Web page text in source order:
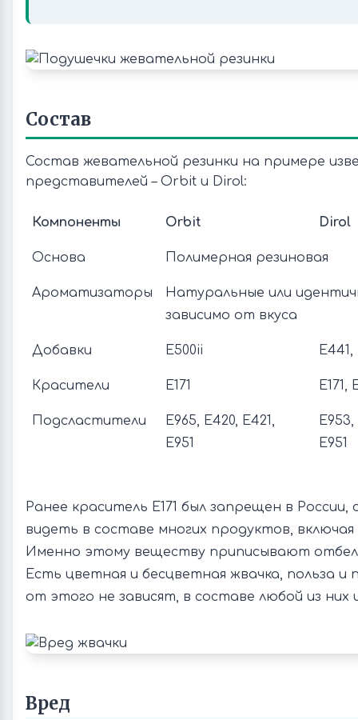
Состав
Состав жевательной резинки на примере
представителей – Orbit и Dirol:
Компоненты Orbit Dirol
Основа Полимерная резиновая
Ароматизаторы
Натуральные или
зависимо от вкуса
Добавки E500ii Е441,
Красители Е171 Е171,
Подсластители
Е965, Е420, Е421,
Е951
Е953,
Е951
Ранее краситель E171 был запрещен в России,
видеть в составе многих продуктов,
Именно этому веществу приписывают
Есть цветная и бесцветная жвачка, польза и
от этого не зависят, в составе любой из них
Вред